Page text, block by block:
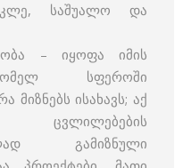
საშუალო და
– იყოფა იმის
სფეროში
ისახავს; აქ
ცვლილებების
გამიზნული